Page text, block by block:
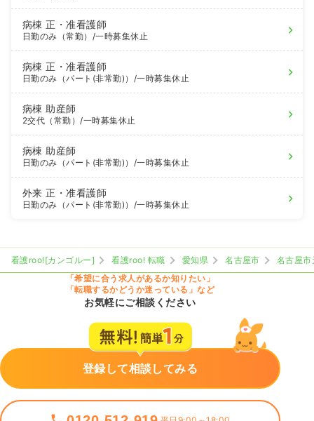
病棟正・准看護師
日勤のみ（常勤） /一時募集休止
病棟正・准看護師
日勤のみ（パート(非常勤)） /一時募集休止
病棟 助産師
2交代（常勤）/一時募集休止
病棟 助産師
日勤のみ（パート(非常勤)） /一時募集休止
外来正・准看護師
日勤のみ（パート(非常勤)） /一時募集休止
看護roo![カンゴルー] 看護roo! 転職 愛知県 名古屋市
名古屋市
「希望に合う求人があるか知りたい」
「転職するかどうか迷っている」など
お気軽にご相談ください
登録して相談してみる